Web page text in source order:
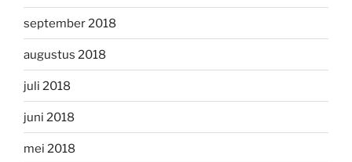
september 2018
augustus 2018
juli 2018
juni 2018
mei 2018